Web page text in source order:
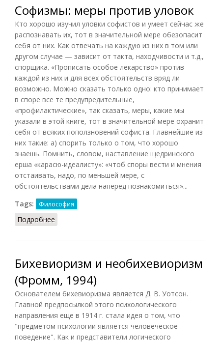
Софизмы: меры против уловок
Кто хорошо изучил уловки софистов и умеет сейчас же
распознавать их, тот в значительной мере обезопасит
себя от них. Как отвечать на каждую из них в том или
другом случае — зависит от такта, находчивости и т.д.,
спорщика. «Прописать особое лекарство» против
каждой из них и для всех обстоятельств вряд ли
возможно. Можно сказать только одно: кто принимает
в споре все те предупредительные,
«профилактические», так сказать, меры, какие мы
указали в этой книге, тот в значительной мере охранит
себя от всяких поползновений софиста. Главнейшие из
них такие: а) спорить только о том, что хорошо
знаешь. Помнить, словом, наставление щедринского
ерша «карасю-идеалисту»: «чтоб споры вести и мнения
отстаивать, надо, по меньшей мере, с
обстоятельствами дела наперед познакомиться»...
Tags:
Философия
Подробнее
Бихевиоризм и необихевиоризм
(Фромм, 1994)
Основателем бихевиоризма является Д. В. Уотсон.
Главной предпосылкой этого психологического
направления еще в 1914 г. стала идея о том, что
"предметом психологии является человеческое
поведение". Как и представители логического